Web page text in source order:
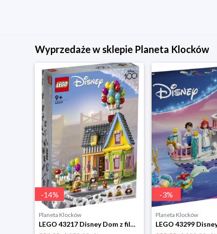
Wyprzedaże w sklepie Planeta Klocków
-14%
Planeta Klocków
LEGO 43217 Disney Dom z filmu „Odlot” Lego
-3%
Planeta Klocków